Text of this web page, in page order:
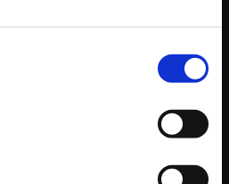
円(税込)